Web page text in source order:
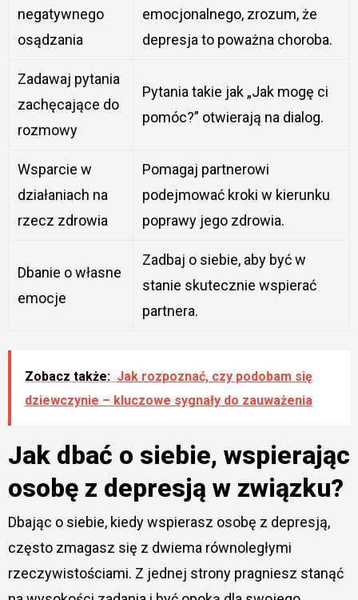
negatywnego
osądzania
emocjonalnego, zrozum, że
depresja to poważna choroba.
Zadawaj pytania
zachęcające do
rozmowy
Pytania takie jak „Jak mogę ci
pomóc?” otwierają na dialog.
Wsparcie w
działaniach na
rzecz zdrowia
Pomagaj partnerowi
podejmować kroki w kierunku
poprawy jego zdrowia.
Dbanie o własne
emocje
Zadbaj o siebie, aby być w
stanie skutecznie wspierać
partnera.
Zobacz także: Jak rozpoznać, czy podobam się
dziewczynie – kluczowe sygnały do zauważenia
Jak dbać o siebie, wspierając
osobę z depresją w związku?
Dbając o siebie, kiedy wspierasz osobę z depresją,
często zmagasz się z dwiema równoległymi
rzeczywistościami. Z jednej strony pragniesz stanąć